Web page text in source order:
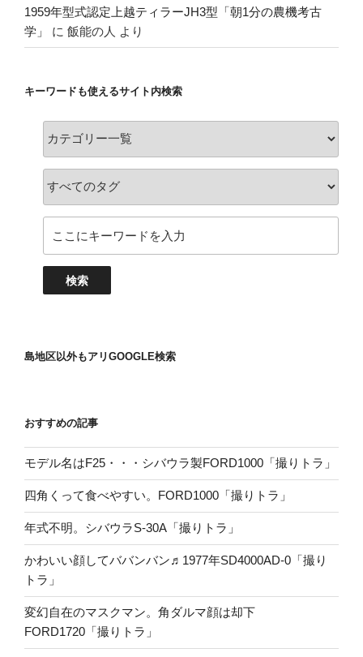
1959年型式認定上越ティラーJH3型「朝1分の農機考古
学」
に 飯能の人 より
キーワードも使えるサイト内検索
島地区以外もアリGOOGLE検索
おすすめの記事
モデル名はF25・・・シバウラ製FORD1000「撮りトラ」
四角くって食べやすい。FORD1000「撮りトラ」
年式不明。シバウラS-30A「撮りトラ」
かわいい顔してババンバン♬1977年SD4000AD-0「撮り
トラ」
変幻自在のマスクマン。角ダルマ顔は却下
FORD1720「撮りトラ」